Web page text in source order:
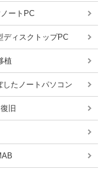
ートPC
ディスクトップPC
植
たノートパソコン
旧